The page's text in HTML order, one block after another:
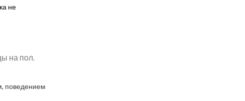
не
на пол.
поведением